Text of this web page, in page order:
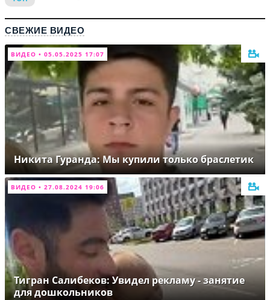
СВЕЖИЕ ВИДЕО
ВИДЕО • 05.05.2025 17:07
Никита Гуранда: Мы купили только браслетик
ВИДЕО • 27.08.2024 19:06
Тигран Салибеков: Увидел рекламу - занятие
для дошкольников